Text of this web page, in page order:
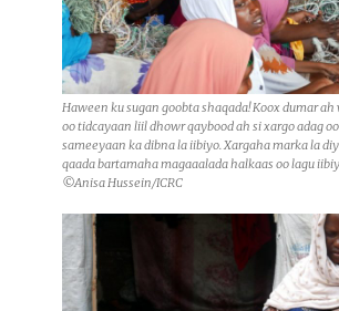
Haween ku sugan goobta shaqada! Koox dumar
oo tidcayaan liil dhowr qaybood ah si xargo adag
sameeyaan ka dibna la iibiyo. Xargaha marka la
qaada bartamaha magaaalada halkaas oo lagu
©Anisa Hussein/ICRC